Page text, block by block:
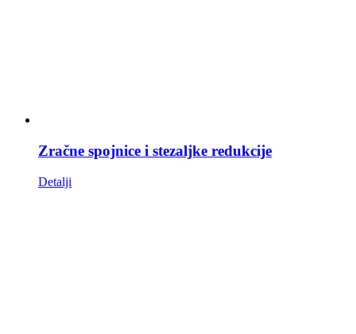
Zračne spojnice i stezaljke redukcije
Detalji